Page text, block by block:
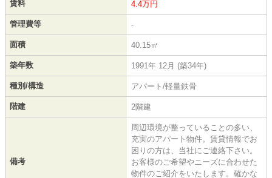
賃料 4.4万円
管理費等 -
面積 40.15㎡
築年数 1991年 12月 (築34年)
種別/構造 アパート/軽量鉄骨
階建 2階建
備考
周辺環境が整っていることの多い、
充実のアパート物件。賃貸情報でお
困りの方は、当社にご連絡下さい。
お客様のご希望やニーズに合わせた
物件のご紹介をいたします。確かな